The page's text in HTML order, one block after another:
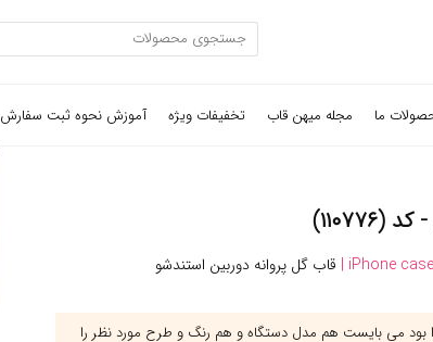
ما مجله میهن قاب تخفیفات ویژه آموزش نحوه ثبت سفارش
قاب گل پروانه دوربین استندشو
بود می بایست هم مدل دستگاه و هم رنگ و طرح مورد نظر را